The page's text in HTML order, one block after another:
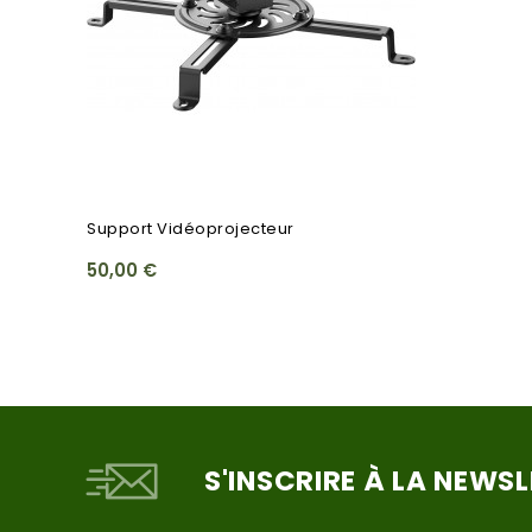
Support Vidéoprojecteur
50,00 €
S'INSCRIRE À LA